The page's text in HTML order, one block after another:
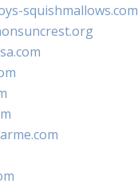
squishmallows.com